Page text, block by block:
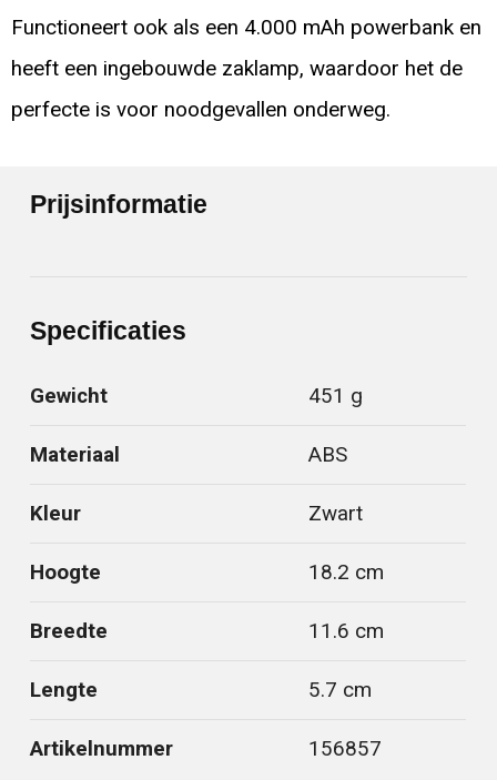
Functioneert ook als een 4.000 mAh powerbank en
heeft een ingebouwde zaklamp, waardoor het de
perfecte is voor noodgevallen onderweg.
Prijsinformatie
Specificaties
Gewicht 451 g
Materiaal ABS
Kleur Zwart
Hoogte 18.2 cm
Breedte 11.6 cm
Lengte 5.7 cm
Artikelnummer 156857